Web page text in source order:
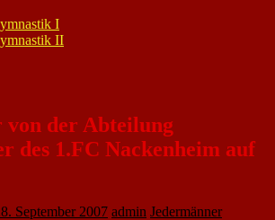
I
II
der Abteilung
des 1.FC Nackenheim auf
September 2007 admin Jedermänner